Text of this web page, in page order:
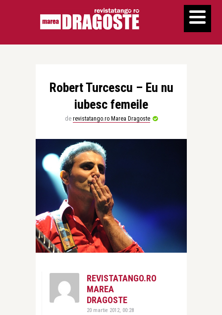
Robert Turcescu – Eu nu
iubesc femeile
de revistatango.ro Marea Dragoste
REVISTATANGO.RO
MAREA
DRAGOSTE
20 martie 2012, 00:28